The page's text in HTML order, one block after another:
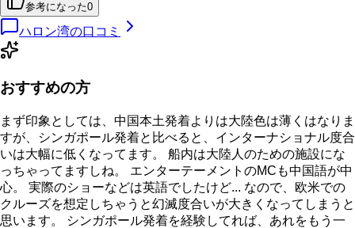
参考になった0
ハロン湾の口コミ
おすすめの方
まず印象としては、中国本土発着よりは大陸色は薄くはなりま
すが、シンガポール発着と比べると、インターナショナル度合
いは大幅に低くなってます。 船内は大陸人のための施設にな
っちゃってますしね。 エンターテーメントのMCも中国語が中
心。 実際のショーなどは英語でしたけど... なので、欧米での
クルーズを想定しちゃうと幻滅度合いが大きくなってしまうと
思います。 シンガポール発着を経験してれば、あれをもう一